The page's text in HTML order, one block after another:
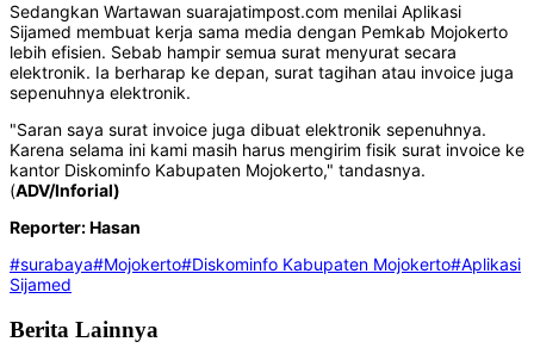
Sedangkan Wartawan suarajatimpost.com menilai Aplikasi
Sijamed membuat kerja sama media dengan Pemkab Mojokerto
lebih efisien. Sebab hampir semua surat menyurat secara
elektronik. Ia berharap ke depan, surat tagihan atau invoice juga
sepenuhnya elektronik.
"Saran saya surat invoice juga dibuat elektronik sepenuhnya.
Karena selama ini kami masih harus mengirim fisik surat invoice ke
kantor Diskominfo Kabupaten Mojokerto," tandasnya.
(ADV/Inforial)
Reporter: Hasan
#surabaya#Mojokerto#Diskominfo Kabupaten Mojokerto#Aplikasi
Sijamed
Berita Lainnya